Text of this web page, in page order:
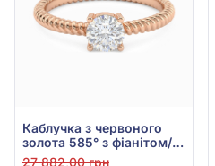
Каблучка з червоного
золота 585° з фіанітом/
куб.цирконієм, арт.
27 882,00 грн